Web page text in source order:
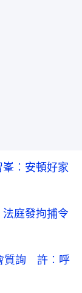
︰安頓好家
庭發拘捕令
質詢 許︰呼